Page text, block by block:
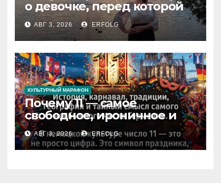
о девочке, перед которой
расступился океан
(И почему это про каждую
из нас)
АВГ 3, 2026 ERFOLG
КУЛЬТУРНЫЙ МАРАФОН
Почему 11 — самое
свободное, ироничное и
любимое число в
немецкой культуре?
АВГ 3, 2026 ERFOLG